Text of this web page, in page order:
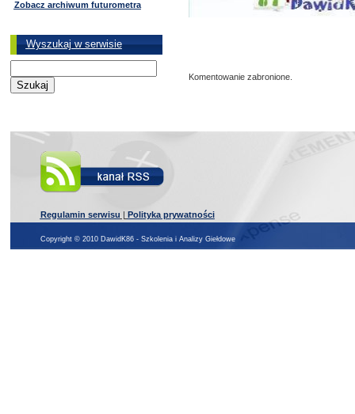
Zobacz archiwum futurometra
Wyszukaj w serwisie
Komentowanie zabronione.
Regulamin serwisu | Polityka prywatności
Copyright © 2010 DawidK86 - Szkolenia i Analizy Giełdowe